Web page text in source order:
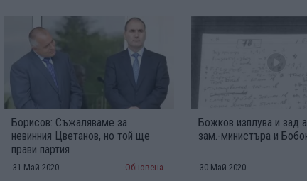
Борисов: Съжаляваме за
невинния Цветанов, но той ще
прави партия
31 Май 2020 Обновена
Божков изплува и зад
зам.-министъра и
30 Май 2020